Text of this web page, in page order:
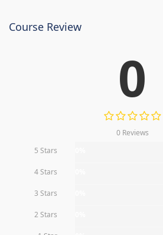
Course Review
0
0 Reviews
5 Stars
4 Stars
3 Stars
2 Stars